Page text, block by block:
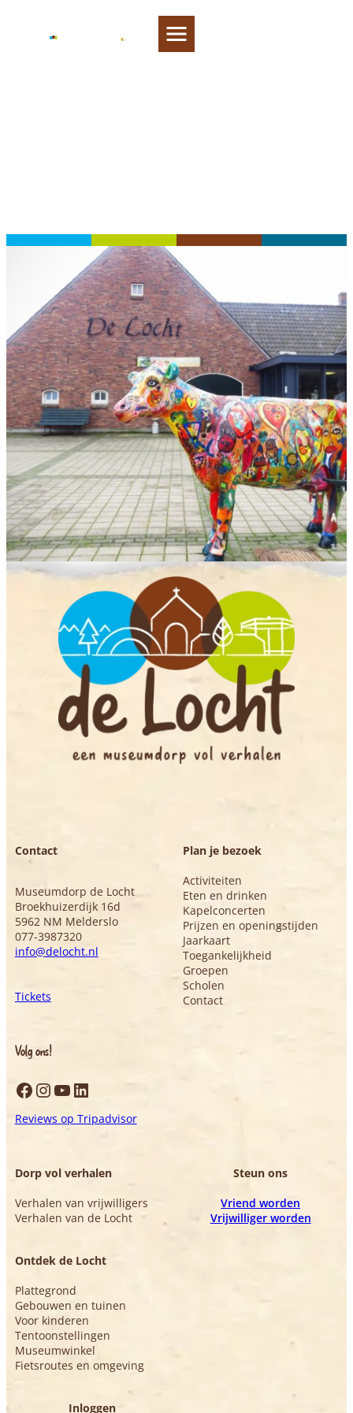
Contact
Museumdorp de Locht
Broekhuizerdijk 16d
5962 NM Melderslo
077-3987320
info@delocht.nl
Tickets
Volg ons!
Facebook
Instagram
YouTube
LinkedIn
Reviews op Tripadvisor
Plan je bezoek
Activiteiten
Eten en drinken
Kapelconcerten
Prijzen en openingstijden
Jaarkaart
Toegankelijkheid
Groepen
Scholen
Contact
Dorp vol verhalen
Verhalen van vrijwilligers
Verhalen van de Locht
Ontdek de Locht
Plattegrond
Gebouwen en tuinen
Voor kinderen
Tentoonstellingen
Museumwinkel
Fietsroutes en omgeving
Steun ons
Vriend worden
Vrijwilliger worden
Inloggen